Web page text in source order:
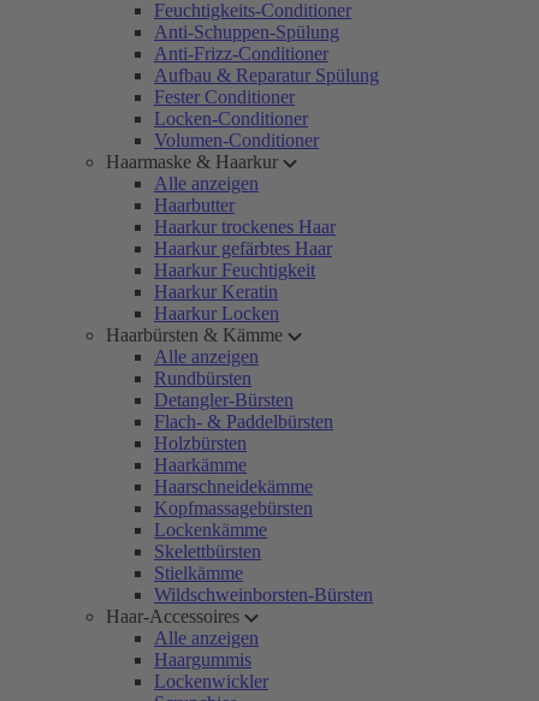
Feuchtigkeits-Conditioner
Anti-Schuppen-Spülung
Anti-Frizz-Conditioner
Aufbau & Reparatur Spülung
Fester Conditioner
Locken-Conditioner
Volumen-Conditioner
Haarmaske & Haarkur
Alle anzeigen
Haarbutter
Haarkur trockenes Haar
Haarkur gefärbtes Haar
Haarkur Feuchtigkeit
Haarkur Keratin
Haarkur Locken
Haarbürsten & Kämme
Alle anzeigen
Rundbürsten
Detangler-Bürsten
Flach- & Paddelbürsten
Holzbürsten
Haarkämme
Haarschneidekämme
Kopfmassagebürsten
Lockenkämme
Skelettbürsten
Stielkämme
Wildschweinborsten-Bürsten
Haar-Accessoires
Alle anzeigen
Haargummis
Lockenwickler